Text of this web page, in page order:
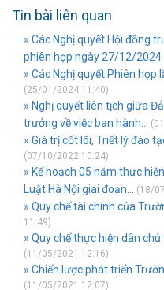
Tin bài liên quan
» Các Nghị quyết Hội đồng
phiên họp ngày 27/12/2024
» Các Nghị quyết Phiên họp
(25/01/2024 11:40)
» Nghị quyết liên tịch giữa
trưởng về việc ban hành...
» Giá trị cốt lõi, Triết lý đào
(07/10/2022 10:24)
» Kế hoạch 05 năm thực
Luật Hà Nội giai đoạn...
(18/
» Quy chế tài chính của
11:49)
» Quy chế thực hiện dân
(11/05/2021 12:16)
» Chiến lược phát triển
(11/05/2021 12:07)